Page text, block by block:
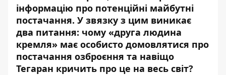
інформацію про потенційні майбутні
постачання. У звязку з цим виникає
два питання: чому «друга людина
кремля» має особисто домовлятися про
постачання озброєння та навіщо
Тегаран кричить про це на весь світ?